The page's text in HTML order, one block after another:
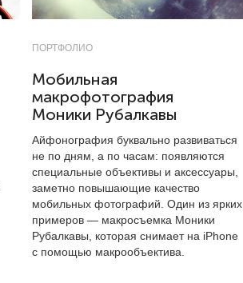
ПОРТФОЛИО
Мобильная
макрофотография
Моники Рубалкавы
Айфонография буквально развиваться
не по дням, а по часам: появляются
специальные объективы и аксессуары,
заметно повышающие качество
мобильных фотографий. Один из ярких
примеров — макросъемка Моники
Рубалкавы, которая снимает на iPhone
с помощью макрообъектива.